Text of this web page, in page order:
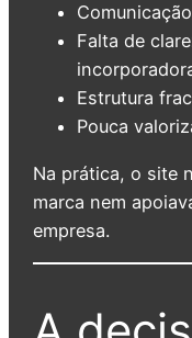
Falta de
Estrutura
Pouca
Na prática, o site
marca nem
empresa.